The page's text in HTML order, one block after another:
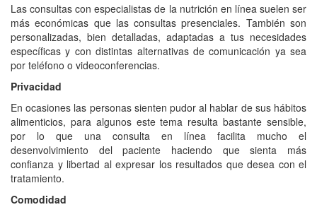
Las consultas con especialistas de la nutrición en línea suelen ser
más económicas que las consultas presenciales. También son
personalizadas, bien detalladas, adaptadas a tus necesidades
específicas y con distintas alternativas de comunicación ya sea
por teléfono o videoconferencias.
Privacidad
En ocasiones las personas sienten pudor al hablar de sus hábitos
alimenticios, para algunos este tema resulta bastante sensible,
por lo que una consulta en línea facilita mucho el
desenvolvimiento del paciente haciendo que sienta más
confianza y libertad al expresar los resultados que desea con el
tratamiento.
Comodidad